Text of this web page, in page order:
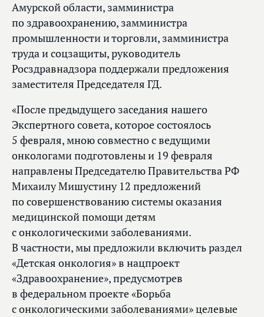
Амурской области, замминистра
по здравоохранению, замминистра
промышленности и торговли, замминистра
труда и соцзащиты, руководитель
Росздравнадзора поддержали предложения
заместителя Председателя ГД.
«После предыдущего заседания нашего
Экспертного совета, которое состоялось
5 февраля, мною совместно с ведущими
онкологами подготовлены и 19 февраля
направлены Председателю Правительства РФ
Михаилу Мишустину 12 предложений
по совершенствованию системы оказания
медицинской помощи детям
с онкологическими заболеваниями.
В частности, мы предложили включить раздел
«Детская онкология» в нацпроект
«Здравоохранение», предусмотрев
в федеральном проекте «Борьба
с онкологическими заболеваниями» целевые